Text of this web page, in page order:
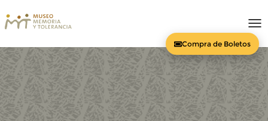
Compra de Boletos